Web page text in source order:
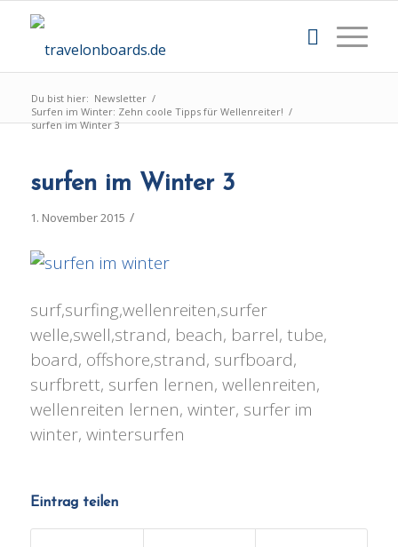
Du bist hier: Newsletter /
Surfen im Winter: Zehn coole Tipps für Wellenreiter! /
surfen im Winter 3
surfen im Winter 3
1. November 2015 /
surf,surfing,wellenreiten,surfer
welle,swell,strand, beach, barrel, tube,
board, offshore,strand, surfboard,
surfbrett, surfen lernen, wellenreiten,
wellenreiten lernen, winter, surfer im
winter, wintersurfen
Eintrag teilen